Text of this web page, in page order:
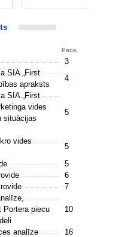
Page.
3
SIA „First
apraksts
4
SIA „First
vides
situācijas
5
vides
5
5
6
7
Portera piecu
10
analīze
16